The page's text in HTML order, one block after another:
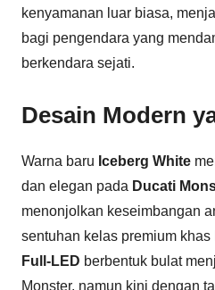
kenyamanan luar biasa,
bagi pengendara yang
berkendara sejati.
Desain Modern
Warna baru Iceberg White
dan elegan pada Ducati
menonjolkan keseimbangan
sentuhan kelas premium
Full-LED berbentuk bulat
Monster, namun kini dengan